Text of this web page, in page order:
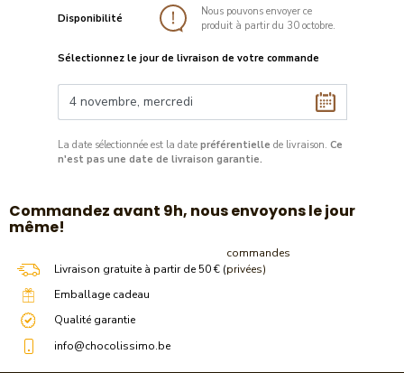
Disponibilité
Nous pouvons envoyer ce
produit à partir du 30 octobre.
Sélectionnez le jour de livraison de votre commande
La date sélectionnée est la date préférentielle de livraison. Ce
n'est pas une date de livraison garantie.
​Commandez avant 9h, nous envoyons le jour
même!
Livraison gratuite à partir de 50 € (
commandes
privées)
Emballage cadeau
Qualité garantie
info@chocolissimo.be